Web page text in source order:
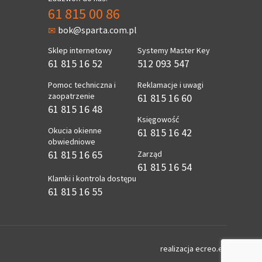
61 815 00 86
bok@sparta.com.pl
Sklep internetowy
61 815 16 52
Pomoc techniczna i
zaopatrzenie
61 815 16 48
Okucia okienne
obwiedniowe
61 815 16 65
Klamki i kontrola dostępu
61 815 16 55
Systemy Master Key
512 093 547
Reklamacje i uwagi
61 815 16 60
Księgowość
61 815 16 42
Zarząd
61 815 16 54
realizacja ecreo.eu